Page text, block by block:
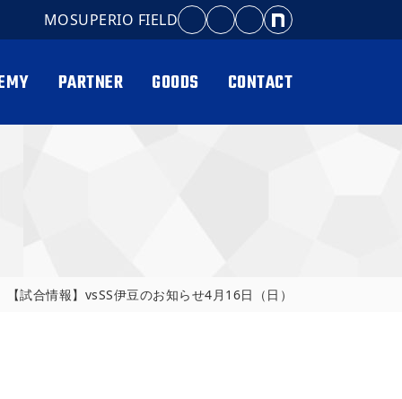
MOSUPERIO FIELD
PARTNER GOODS CONTACT
【試合情報】vsSS伊豆のお知らせ4月16日（日）